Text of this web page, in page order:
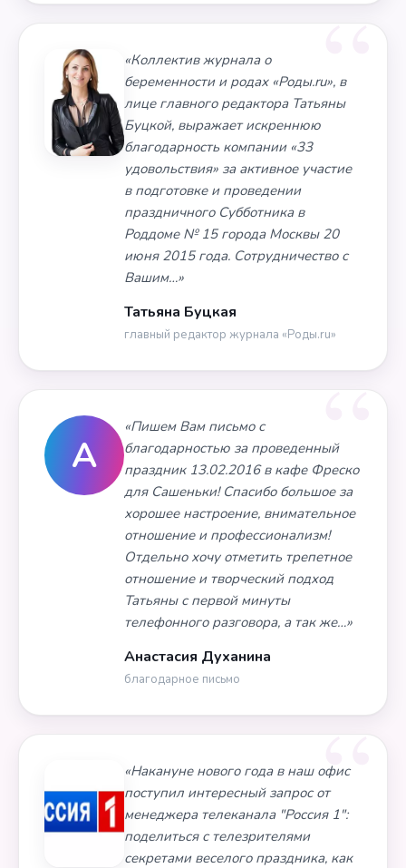
«Коллектив журнала о
беременности и родах «Роды.ru», в
лице главного редактора Татьяны
Буцкой, выражает искреннюю
благодарность компании «33
удовольствия» за активное участие
в подготовке и проведении
праздничного Субботника в
Роддоме № 15 города Москвы 20
июня 2015 года. Сотрудничество с
Вашим…»
Татьяна Буцкая
главный редактор журнала «Роды.ru»
А
«Пишем Вам письмо с
благодарностью за проведенный
праздник 13.02.2016 в кафе Фреско
для Сашеньки! Спасибо большое за
хорошее настроение, внимательное
отношение и профессионализм!
Отдельно хочу отметить трепетное
отношение и творческий подход
Татьяны с первой минуты
телефонного разговора, а так же…»
Анастасия Духанина
благодарное письмо
«Накануне нового года в наш офис
поступил интересный запрос от
менеджера телеканала "Россия 1":
поделиться с телезрителями
секретами веселого праздника, как